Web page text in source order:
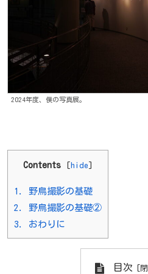
2024年度、僕の写真展。
Contents [ hide ]
1.
野鳥撮影の基礎
2.
野鳥撮影の基礎②
3.
おわりに
目次